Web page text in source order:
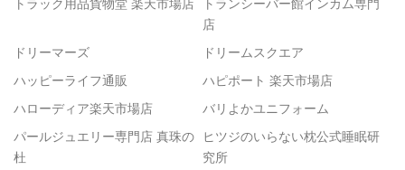
トラック用品貨物堂 楽天市場店
トランシーバー館インカム専門
店
ドリーマーズ
ドリームスクエア
ハッピーライフ通販
ハピポート 楽天市場店
ハローディア楽天市場店
バリよかユニフォーム
パールジュエリー専門店 真珠の
杜
ヒツジのいらない枕公式睡眠研
究所